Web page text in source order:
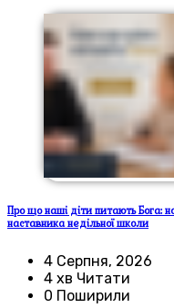
Про що наші діти питають Бога:
наставника недільної школи
4 Серпня, 2026
4 хв Читати
0 Поширили